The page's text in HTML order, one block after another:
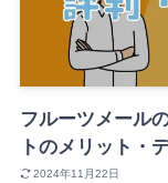
フルーツメール
トのメリット・
2024年11月22日